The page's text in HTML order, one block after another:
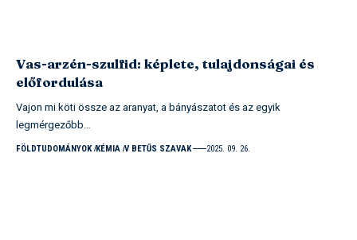
Vas-arzén-szulfid: képlete, tulajdonságai és
előfordulása
Vajon mi köti össze az aranyat, a bányászatot és az egyik
legmérgezőbb…
FÖLDTUDOMÁNYOK KÉMIA V BETŰS SZAVAK 2025. 09. 26.